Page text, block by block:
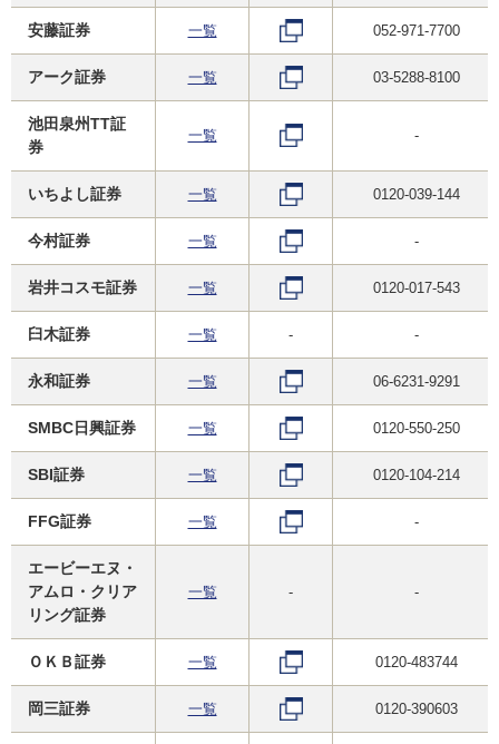
安藤証券 一覧 052-971-7700
アーク証券 一覧 03-5288-8100
池田泉州TT証
券
一覧 -
いちよし証券 一覧 0120-039-144
今村証券 一覧 -
岩井コスモ証券 一覧 0120-017-543
臼木証券 一覧 - -
永和証券 一覧 06-6231-9291
SMBC日興証券 一覧 0120-550-250
SBI証券 一覧 0120-104-214
FFG証券 一覧 -
エービーエヌ・
アムロ・クリア
リング証券
一覧 - -
ＯＫＢ証券 一覧 0120-483744
岡三証券 一覧 0120-390603